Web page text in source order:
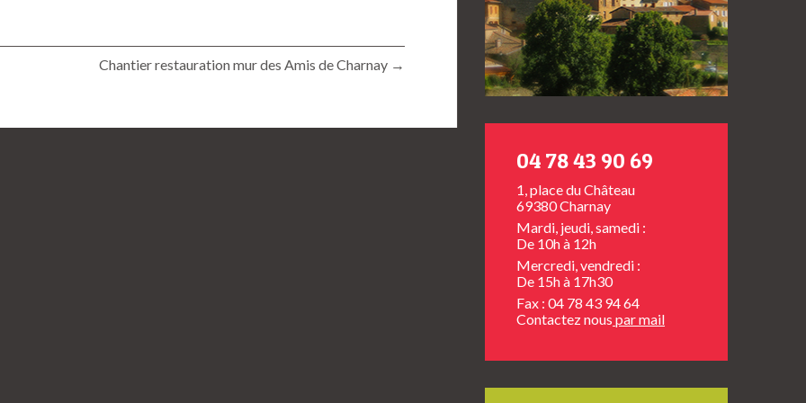
Chantier restauration mur des Amis de Charnay →
04 78 43 90 69
1, place du Château
69380 Charnay
Mardi, jeudi, samedi :
De 10h à 12h
Mercredi, vendredi :
De 15h à 17h30
Fax : 04 78 43 94 64
Contactez nous par mail